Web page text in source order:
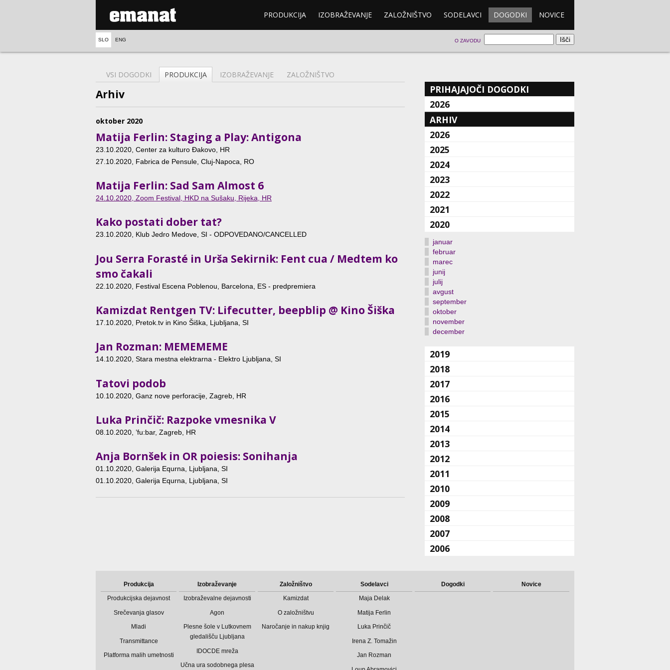
PRODUKCIJA IZOBRAŽEVANJE ZALOŽNIŠTVO SODELAVCI DOGODKI NOVICE
SLO ENG O ZAVODU
VSI DOGODKI PRODUKCIJA IZOBRAŽEVANJE ZALOŽNIŠTVO
Arhiv
oktober 2020
Matija Ferlin: Staging a Play: Antigona
23.10.2020, Center za kulturo Đakovo, HR
27.10.2020 , Fabrica de Pensule, Cluj-Napoca, RO
Matija Ferlin: Sad Sam Almost 6
24.10.2020 , Zoom Festival, HKD na Sušaku, Rijeka, HR
Kako postati dober tat?
23.10.2020, Klub Jedro Medove, SI - ODPOVEDANO/CANCELLED
Jou Serra Forasté in Urša Sekirnik: Fent cua / Medtem ko
smo čakali
22.10.2020 , Festival Escena Poblenou, Barcelona, ES - predpremiera
Kamizdat Rentgen TV: Lifecutter, beepblip @ Kino Šiška
17.10.2020 , Pretok.tv in Kino Šiška, Ljubljana, SI
Jan Rozman: MEMEMEME
14.10.2020, Stara mestna elektrarna - Elektro Ljubljana, SI
Tatovi podob
10.10.2020 , Ganz nove perforacije, Zagreb, HR
Luka Prinčič: Razpoke vmesnika V
08.10.2020 , ’fu:bar, Zagreb, HR
Anja Bornšek in OR poiesis: Sonihanja
01.10.2020, Galerija Equrna, Ljubljana, SI
01.10.2020 , Galerija Equrna, Ljubljana, SI
PRIHAJAJOČI DOGODKI
2026
ARHIV
2026
2025
2024
2023
2022
2021
2020
januar
februar
marec
junij
julij
avgust
september
oktober
november
december
2019
2018
2017
2016
2015
2014
2013
2012
2011
2010
2009
2008
2007
2006
Produkcija
Produkcijska dejavnost
Srečevanja glasov
Mladi
Transmittance
Platforma malih umetnosti
Izobraževanje
Izobraževalne dejavnosti
Agon
Plesne šole v Lutkovnem
gledališču Ljubljana
IDOCDE mreža
Učna ura sodobnega plesa
Založništvo
Kamizdat
O založništvu
Naročanje in nakup knjig
Sodelavci
Maja Delak
Matija Ferlin
Luka Prinčič
Irena Z. Tomažin
Jan Rozman
Dogodki Novice